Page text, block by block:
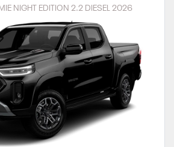
NIGHT EDITION 2.2 DIESEL 2026